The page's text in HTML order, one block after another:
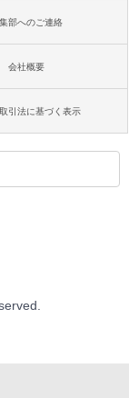
部へのご連絡
会社概要
引法に基づく表示